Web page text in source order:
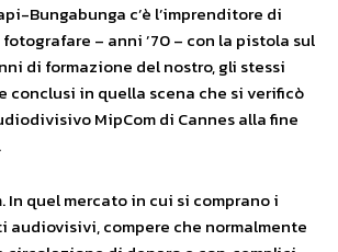
Bungabunga c’è l’imprenditore di
– anni ’70 – con la pistola sul
di formazione del nostro, gli stessi
conclusi in quella scena che si verificò
MipCom di Cannes alla fine
In quel mercato in cui si comprano i
audiovisivi, compere che normalmente